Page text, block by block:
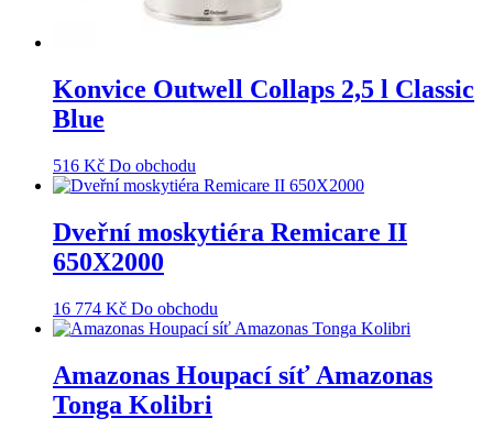
Konvice Outwell Collaps 2,5 l Classic
Blue
516 Kč Do obchodu
Dveřní moskytiéra Remicare II
650X2000
16 774 Kč Do obchodu
Amazonas Houpací síť Amazonas
Tonga Kolibri